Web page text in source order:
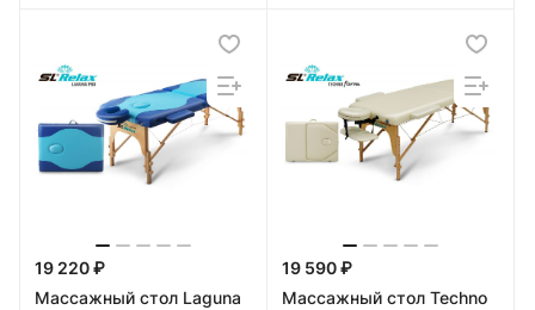
19 220 ₽
Массажный стол Laguna
19 590 ₽
Массажный стол Techno